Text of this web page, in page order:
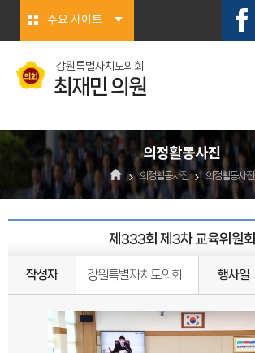
주요 사이트
강원특별자치도의회
최재민 의원
의정활동사진
의정활동사진 의정활동사진
제333회 제3차 교육위원회
작성자 강원특별자치도의회 행사일